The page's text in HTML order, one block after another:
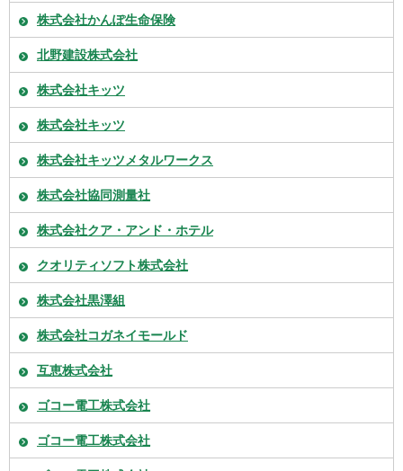
株式会社かんぽ生命保険
北野建設株式会社
株式会社キッツ
株式会社キッツ
株式会社キッツメタルワークス
株式会社協同測量社
株式会社クア・アンド・ホテル
クオリティソフト株式会社
株式会社黒澤組
株式会社コガネイモールド
互恵株式会社
ゴコー電工株式会社
ゴコー電工株式会社